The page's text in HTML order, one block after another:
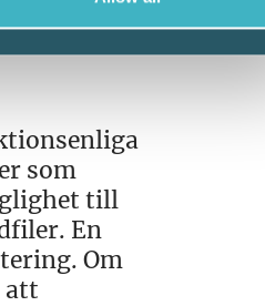
som
till
En
Om
att